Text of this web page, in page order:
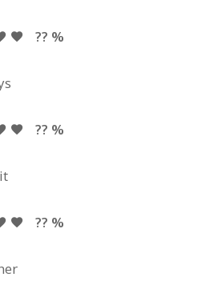
?? %
?? %
?? %